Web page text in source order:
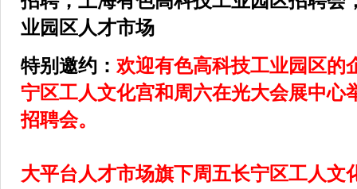
业园区人才市场
特别邀约： 欢迎有色高科技工业园区的
宁区工人文化宫和周六在光大会展中心
招聘会。
大平台人才市场旗下周五长宁区工人文